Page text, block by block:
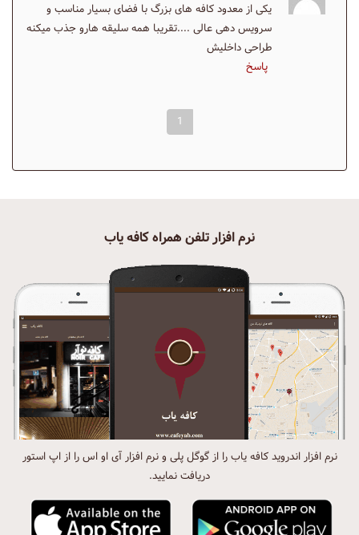
یکی از معدود کافه های بزرگ با فضای بسیار مناسب و
سرویس دهی عالی ....تقریبا همه سلیقه هارو جذب میکنه
طراحی داخلیش
پاسخ
1
نرم افزار تلفن همراه کافه یاب
نرم افزار اندروید کافه یاب را از گوگل پلی و نرم افزار آی او اس را از اپ استور
دریافت نمایید.